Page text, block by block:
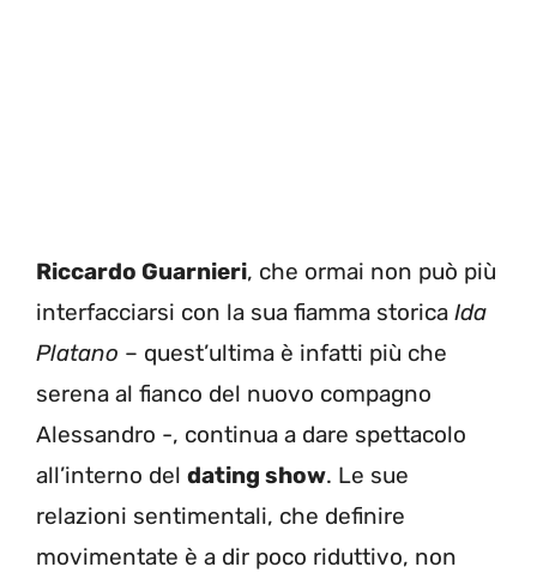
Riccardo Guarnieri, che ormai non può più
interfacciarsi con la sua fiamma storica Ida
Platano – quest’ultima è infatti più che
serena al fianco del nuovo compagno
Alessandro -, continua a dare spettacolo
all’interno del dating show. Le sue
relazioni sentimentali, che definire
movimentate è a dir poco riduttivo, non